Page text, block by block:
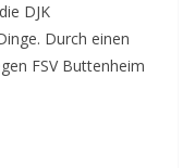
DJK
Durch einen
FSV Buttenheim